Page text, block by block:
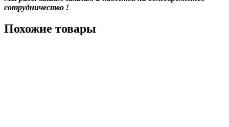
сотрудничество !
Похожие товары